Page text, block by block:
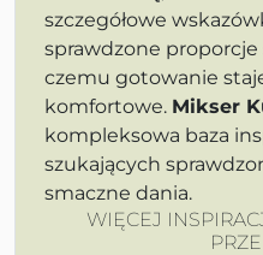
szczegółowe
sprawdzone proporcje
czemu gotowanie
komfortowe. Mikser
kompleksowa baza
szukających
smaczne dania.
WIĘCEJ